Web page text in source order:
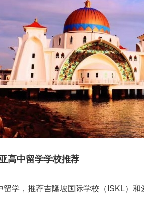
高中留学学校推荐
留学，推荐吉隆坡国际学校（ISKL）